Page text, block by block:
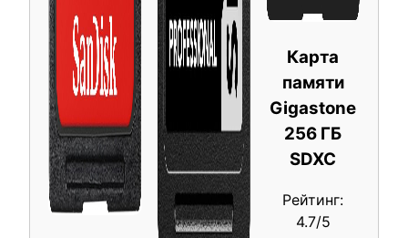
Карта
памяти
Gigastone
256 ГБ
SDXC
Рейтинг:
4.7/5